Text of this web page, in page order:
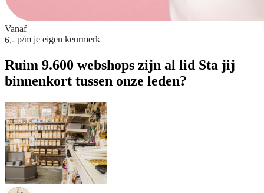
Vanaf
6,- p/m je eigen keurmerk
Ruim 9.600 webshops zijn al lid Sta jij
binnenkort tussen onze leden?